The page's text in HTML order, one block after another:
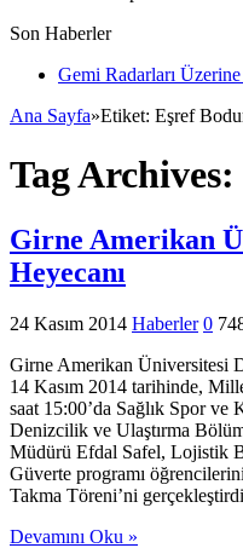
Son Haberler
Gemi Radarları
Ana Sayfa»Etiket: Eşref
Tag Archives:
Girne Amerikan
Heyecanı
24 Kasım 2014 Haberler 0
Girne Amerikan Üniversitesi
14 Kasım 2014 tarihinde,
saat 15:00’da Sağlık Spor ve
Denizcilik ve Ulaştırma
Müdürü Efdal Safel, Lojistik
Güverte programı
Takma Töreni’ni
Devamını Oku »